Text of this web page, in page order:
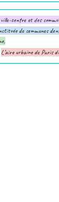
centre et des
de communes
L’aire urbaine de Paris